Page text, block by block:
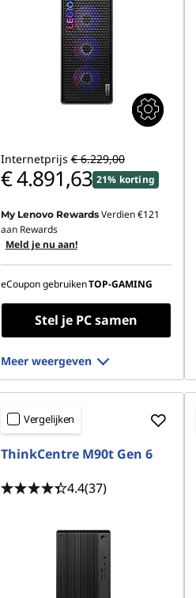
Internetprijs € 6.229,00
€ 4.891,63 21% korting
My Lenovo Rewards Verdien€121
aan Rewards
Meld je nu aan!
eCoupon gebruikenTOP-GAMING
Stel je PC samen
Meer weergeven
Vergelijken
ThinkCentre M90t Gen 6
4.4(37)